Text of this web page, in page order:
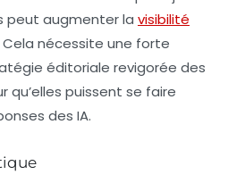
peut augmenter la visibilité
Cela nécessite une forte
éditoriale revigorée des
qu’elles puissent se faire
des IA.